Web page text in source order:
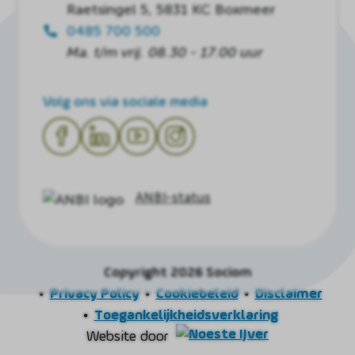
Raetsingel 5, 5831 KC Boxmeer
0485 700 500
Ma. t/m vrij. 08.30 - 17.00 uur
Volg ons via sociale media
ANBI-status
Copyright 2026 Sociom
Privacy Policy
Cookiebeleid
Disclaimer
Toegankelijkheidsverklaring
Website door